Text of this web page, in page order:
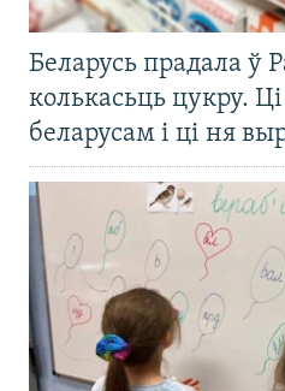
Беларусь прадала ў
колькасьць цукру.
беларусам і ці ня